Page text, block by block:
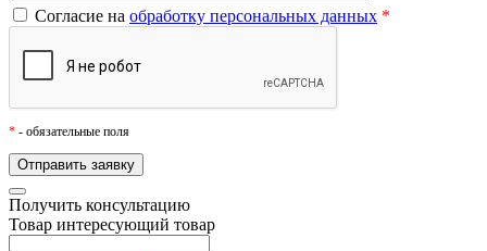
Согласие на обработку персональных данных *
* - обязательные поля
Получить консультацию
Товар интересующий товар